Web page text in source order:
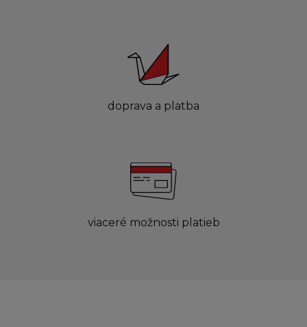
doprava a platba
viaceré možnosti platieb